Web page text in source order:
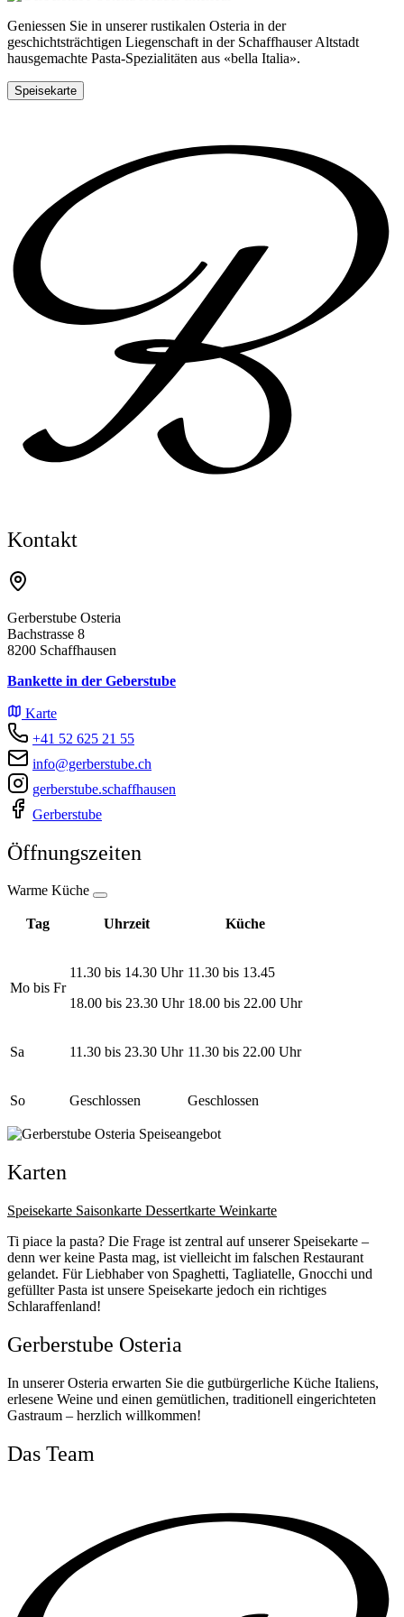
Geniessen Sie in unserer rustikalen Osteria in der
geschichtsträchtigen Liegenschaft in der Schaffhauser Altstadt
hausgemachte Pasta-Spezialitäten aus «bella Italia».
Speisekarte
Kontakt
Gerberstube Osteria
Bachstrasse 8
8200 Schaffhausen
Bankette in der Geberstube
Karte
+41 52 625 21 55
info@gerberstube.ch
gerberstube.schaffhausen
Gerberstube
Öffnungszeiten
Warme Küche
Tag Uhrzeit Küche
Mo bis Fr
11.30 bis 14.30 Uhr
18.00 bis 23.30 Uhr
11.30 bis 13.45
18.00 bis 22.00 Uhr
Sa 11.30 bis 23.30 Uhr 11.30 bis 22.00 Uhr
So Geschlossen Geschlossen
Karten
Speisekarte Saisonkarte Dessertkarte Weinkarte
Ti piace la pasta? Die Frage ist zentral auf unserer Speisekarte –
denn wer keine Pasta mag, ist vielleicht im falschen Restaurant
gelandet. Für Liebhaber von Spaghetti, Tagliatelle, Gnocchi und
gefüllter Pasta ist unsere Speisekarte jedoch ein richtiges
Schlaraffenland!
Gerberstube Osteria
In unserer Osteria erwarten Sie die gutbürgerliche Küche Italiens,
erlesene Weine und einen gemütlichen, traditionell eingerichteten
Gastraum – herzlich willkommen!
Das Team